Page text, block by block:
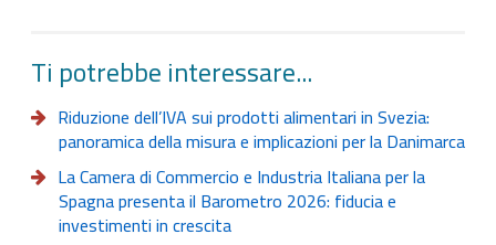
Ti potrebbe interessare...
Riduzione dell’IVA sui prodotti alimentari in Svezia:
panoramica della misura e implicazioni per la Danimarca
La Camera di Commercio e Industria Italiana per la
Spagna presenta il Barometro 2026: fiducia e
investimenti in crescita